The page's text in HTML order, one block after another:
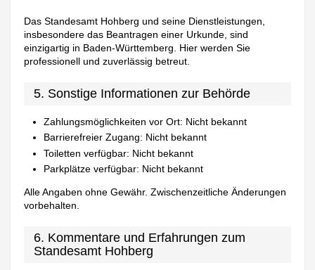
Das Standesamt Hohberg und seine Dienstleistungen,
insbesondere das Beantragen einer Urkunde, sind
einzigartig in Baden-Württemberg. Hier werden Sie
professionell und zuverlässig betreut.
5. Sonstige Informationen zur Behörde
Zahlungsmöglichkeiten vor Ort: Nicht bekannt
Barrierefreier Zugang: Nicht bekannt
Toiletten verfügbar: Nicht bekannt
Parkplätze verfügbar: Nicht bekannt
Alle Angaben ohne Gewähr. Zwischenzeitliche Änderungen
vorbehalten.
6. Kommentare und Erfahrungen zum
Standesamt Hohberg